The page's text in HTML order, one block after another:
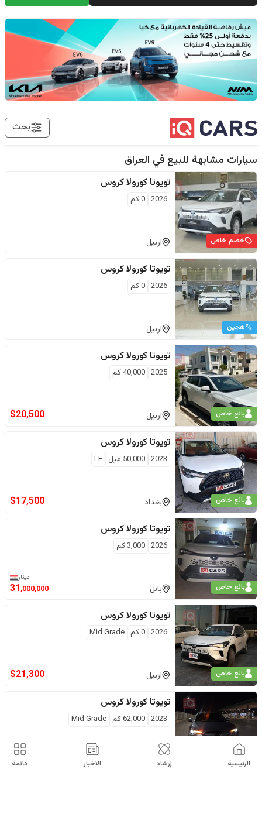
بحث
الرئيسية إرشاد الاخبار قائمة
سيارات مشابهة للبيع في العراق
خصم خاص
تويوتا كورولا كروس
2026
0كم
اربيل
هجين
تويوتا كورولا كروس
2026
0كم
اربيل
بائع خاص
تويوتا كورولا كروس
2025
40,000كم
اربيل $20,500
بائع خاص
تويوتا كورولا كروس
2023
50,000 ميل LE
بغداد $17,500
بائع خاص
تويوتا كورولا كروس
2026
3,000كم
بابل
دينار
31,000,000
بائع خاص
تويوتا كورولا كروس
2026
0كم Mid Grade
اربيل $21,300
بائع خاص
تويوتا كورولا كروس
2023
62,000كم Mid Grade
بغداد $18,000